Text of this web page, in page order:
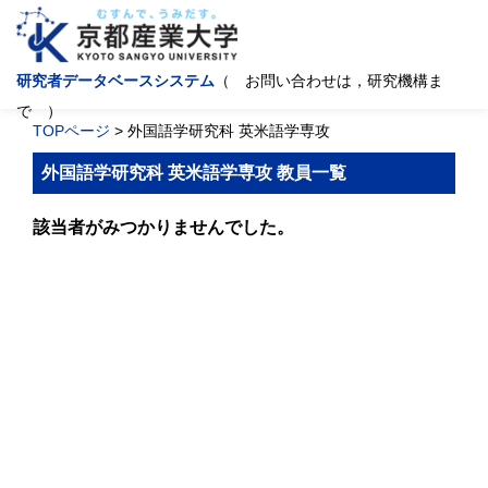
研究者データベースシステム （ お問い合わせは，研究機構ま
で ）
TOPページ > 外国語学研究科 英米語学専攻
外国語学研究科 英米語学専攻 教員一覧
該当者がみつかりませんでした。